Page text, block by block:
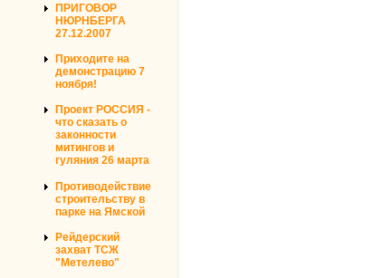
ПРИГОВОР
НЮРНБЕРГА
27.12.2007
Приходите на
демонстрацию 7
ноября!
Проект РОССИЯ -
что сказать о
законности
митингов и
гуляния 26 марта
Противодействие
строительству в
парке на Ямской
Рейдерский
захват ТСЖ
"Метелево"